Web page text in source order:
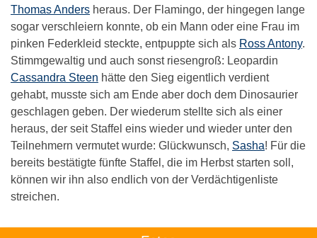
Thomas Anders heraus. Der Flamingo, der hingegen lange
sogar verschleiern konnte, ob ein Mann oder eine Frau im
pinken Federkleid steckte, entpuppte sich als Ross Antony.
Stimmgewaltig und auch sonst riesengroß: Leopardin
Cassandra Steen hätte den Sieg eigentlich verdient
gehabt, musste sich am Ende aber doch dem Dinosaurier
geschlagen geben. Der wiederum stellte sich als einer
heraus, der seit Staffel eins wieder und wieder unter den
Teilnehmern vermutet wurde: Glückwunsch, Sasha! Für die
bereits bestätigte fünfte Staffel, die im Herbst starten soll,
können wir ihn also endlich von der Verdächtigenliste
streichen.